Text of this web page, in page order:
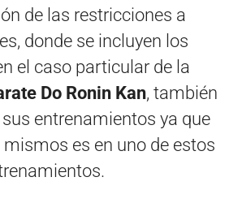
de las restricciones a
donde se incluyen los
el caso particular de la
Do Ronin Kan, también
entrenamientos ya que
mismos es en uno de estos